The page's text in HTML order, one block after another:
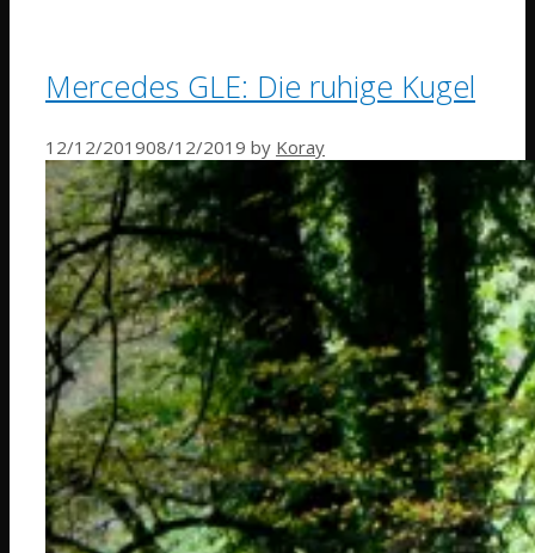
Mercedes GLE: Die ruhige Kugel
12/12/201908/12/2019 by Koray